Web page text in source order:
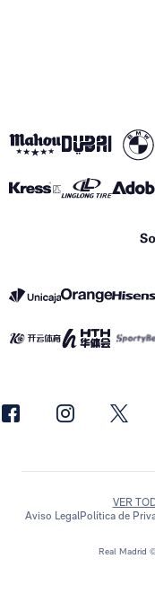
Real Madrid
VER
Aviso LegalPolítica de